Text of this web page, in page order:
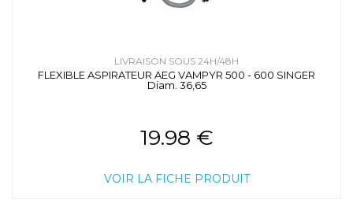
LIVRAISON SOUS 24H/48H
FLEXIBLE ASPIRATEUR AEG VAMPYR 500 - 600 SINGER
Diam. 36,65
19.98 €
VOIR LA FICHE PRODUIT